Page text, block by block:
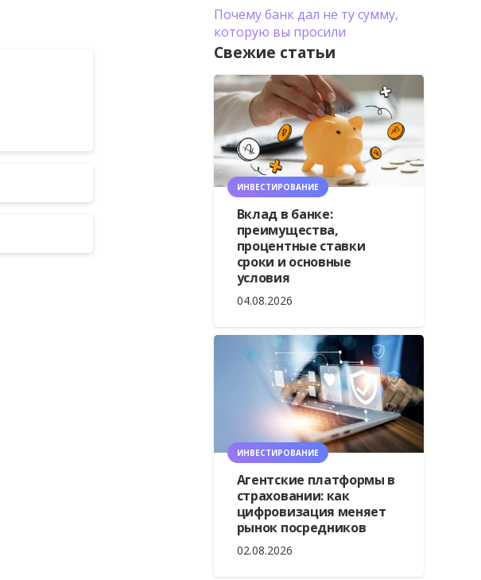
Почему банк дал не ту сумму,
которую вы просили
Свежие статьи
ИНВЕСТИРОВАНИЕ
Вклад в банке:
преимущества,
процентные ставки
сроки и основные
условия
04.08.2026
ИНВЕСТИРОВАНИЕ
Агентские платформы в
страховании: как
цифровизация меняет
рынок посредников
02.08.2026